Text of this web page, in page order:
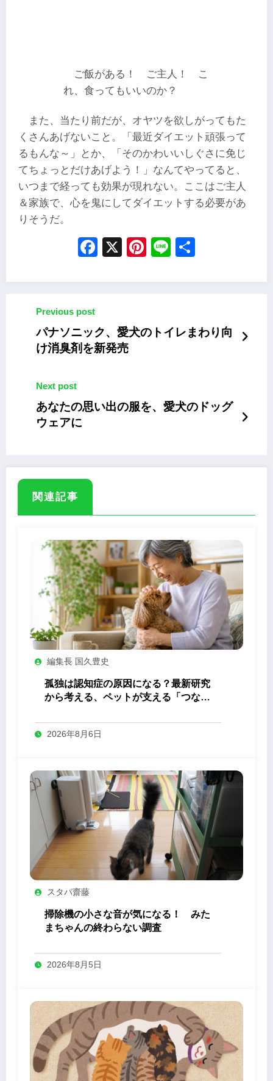
ご飯がある！ ご主人！ こ
れ、食ってもいいのか？
また、当たり前だが、オヤツを欲しがってもた
くさんあげないこと。「最近ダイエット頑張って
るもんな～」とか、「そのかわいいしぐさに免じ
てちょっとだけあげよう！」なんてやってると、
いつまで経っても効果が現れない。ここはご主人
＆家族で、心を鬼にしてダイエットする必要があ
りそうだ。
Facebook
X Pinterest
Line
Previous post
パナソニック、愛犬のトイレまわり向
け消臭剤を新発売
Next post
あなたの思い出の服を、愛犬のドッグ
ウェアに
関連記事
編集長 国久豊史
孤独は認知症の原因になる？最新研究
から考える、ペットが支える「つなが
2026年8月6日
スタパ齋藤
掃除機の小さな音が気になる！ みた
まちゃんの終わらない調査
2026年8月5日